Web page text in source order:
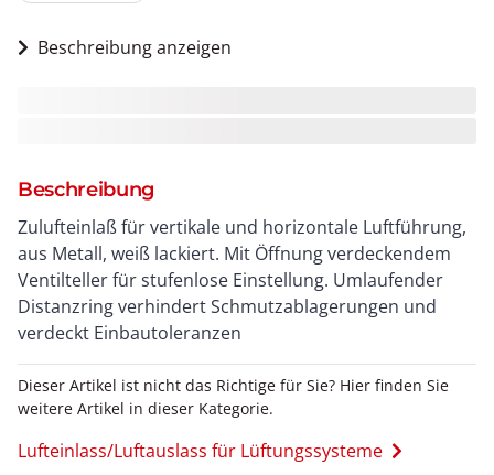
Beschreibung anzeigen
Beschreibung
Zulufteinlaß für vertikale und horizontale Luftführung,
aus Metall, weiß lackiert. Mit Öffnung verdeckendem
Ventilteller für stufenlose Einstellung. Umlaufender
Distanzring verhindert Schmutzablagerungen und
verdeckt Einbautoleranzen
Dieser Artikel ist nicht das Richtige für Sie? Hier finden Sie
weitere Artikel in dieser Kategorie.
Lufteinlass/Luftauslass für Lüftungssysteme